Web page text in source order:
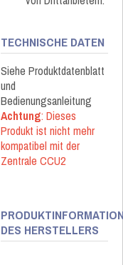
TECHNISCHE DATEN
Siehe Produktdatenblatt
und
Bedienungsanleitung
Achtung: Dieses
Produkt ist nicht mehr
kompatibel mit der
Zentrale CCU2
DES HERSTELLERS